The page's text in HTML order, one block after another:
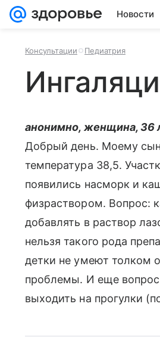
Новости
Консультации Педиатрия
анонимно, женщина, 36
Добрый день. Моему
температура 38,5.
появились насморк и
физраствором. Вопрос:
добавлять в раствор
нельзя такого рода
детки не умеют толком
проблемы. И еще
выходить на прогулки